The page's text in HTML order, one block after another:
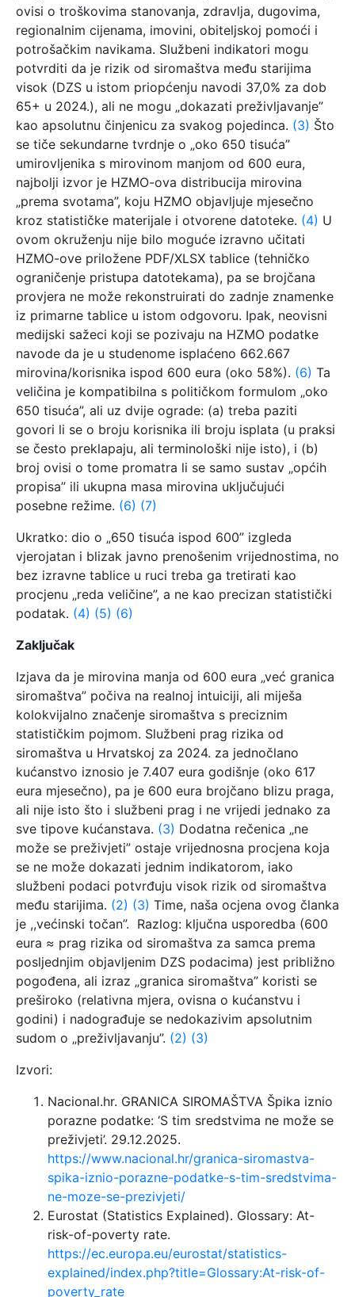
ovisi o troškovima stanovanja, zdravlja, dugovima,
regionalnim cijenama, imovini, obiteljskoj pomoći i
potrošačkim navikama. Službeni indikatori mogu
potvrditi da je rizik od siromaštva među starijima
visok (DZS u istom priopćenju navodi 37,0% za dob
65+ u 2024.), ali ne mogu „dokazati preživljavanje”
kao apsolutnu činjenicu za svakog pojedinca. (3) Što
se tiče sekundarne tvrdnje o „oko 650 tisuća”
umirovljenika s mirovinom manjom od 600 eura,
najbolji izvor je HZMO-ova distribucija mirovina
„prema svotama”, koju HZMO objavljuje mjesečno
kroz statističke materijale i otvorene datoteke. (4) U
ovom okruženju nije bilo moguće izravno učitati
HZMO-ove priložene PDF/XLSX tablice (tehničko
ograničenje pristupa datotekama), pa se brojčana
provjera ne može rekonstruirati do zadnje znamenke
iz primarne tablice u istom odgovoru. Ipak, neovisni
medijski sažeci koji se pozivaju na HZMO podatke
navode da je u studenome isplaćeno 662.667
mirovina/korisnika ispod 600 eura (oko 58%). (6) Ta
veličina je kompatibilna s političkom formulom „oko
650 tisuća”, ali uz dvije ograde: (a) treba paziti
govori li se o broju korisnika ili broju isplata (u praksi
se često preklapaju, ali terminološki nije isto), i (b)
broj ovisi o tome promatra li se samo sustav „općih
propisa” ili ukupna masa mirovina uključujući
posebne režime. (6) (7)
Ukratko: dio o „650 tisuća ispod 600” izgleda
vjerojatan i blizak javno prenošenim vrijednostima, no
bez izravne tablice u ruci treba ga tretirati kao
procjenu „reda veličine”, a ne kao precizan statistički
podatak. (4) (5) (6)
Zaključak
Izjava da je mirovina manja od 600 eura „već granica
siromaštva” počiva na realnoj intuiciji, ali miješa
kolokvijalno značenje siromaštva s preciznim
statističkim pojmom. Službeni prag rizika od
siromaštva u Hrvatskoj za 2024. za jednočlano
kućanstvo iznosio je 7.407 eura godišnje (oko 617
eura mjesečno), pa je 600 eura brojčano blizu praga,
ali nije isto što i službeni prag i ne vrijedi jednako za
sve tipove kućanstava. (3) Dodatna rečenica „ne
može se preživjeti” ostaje vrijednosna procjena koja
se ne može dokazati jednim indikatorom, iako
službeni podaci potvrđuju visok rizik od siromaštva
među starijima. (2) (3) Time, naša ocjena ovog članka
je ,,većinski točan”. Razlog: ključna usporedba (600
eura ≈ prag rizika od siromaštva za samca prema
posljednjim objavljenim DZS podacima) jest približno
pogođena, ali izraz „granica siromaštva” koristi se
preširoko (relativna mjera, ovisna o kućanstvu i
godini) i nadograđuje se nedokazivim apsolutnim
sudom o „preživljavanju”. (2) (3)
Izvori:
Nacional.hr. GRANICA SIROMAŠTVA Špika iznio
porazne podatke: ‘S tim sredstvima ne može se
preživjeti’. 29.12.2025.
https://www.nacional.hr/granica-siromastva-
spika-iznio-porazne-podatke-s-tim-sredstvima-
ne-moze-se-prezivjeti/
Eurostat (Statistics Explained). Glossary: At-
risk-of-poverty rate.
https://ec.europa.eu/eurostat/statistics-
explained/index.php?title=Glossary:At-risk-of-
poverty_rate